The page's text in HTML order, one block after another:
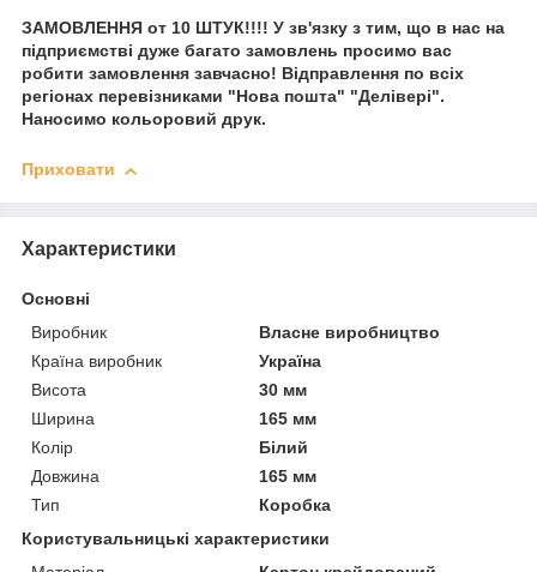
ЗАМОВЛЕННЯ от 10 ШТУК!!!! У зв'язку з тим, що в нас на
підприємстві дуже багато замовлень просимо вас
робити замовлення завчасно! Відправлення по всіх
регіонах перевізниками "Нова пошта" "Делівері".
Наносимо кольоровий друк.
Приховати
Характеристики
Основні
Виробник
Власне виробництво
Країна виробник
Україна
Висота
30 мм
Ширина
165 мм
Колір
Білий
Довжина
165 мм
Тип
Коробка
Користувальницькі характеристики